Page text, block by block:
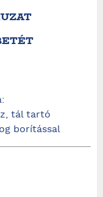
tál tartó
borítással